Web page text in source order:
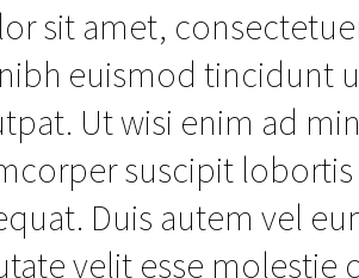
sit amet,
euismod tincidunt
Ut wisi enim ad
suscipit
Duis autem vel
velit esse molestie